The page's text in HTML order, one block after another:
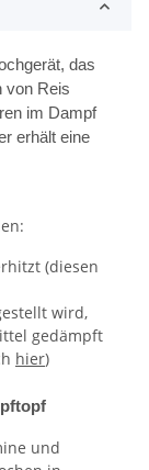
das
von Reis
im Dampf
erhält eine
(diesen
wird,
gedämpft
hier)
und